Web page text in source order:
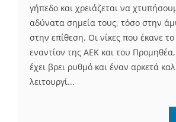
γήπεδο και χρειάζεται να
αδύνατα σημεία τους, τόσο στην
στην επίθεση. Οι νίκες που έκανε
εναντίον της ΑΕΚ και του Προμηθέα,
έχει βρει ρυθμό και έναν αρκετά
λειτουργί...